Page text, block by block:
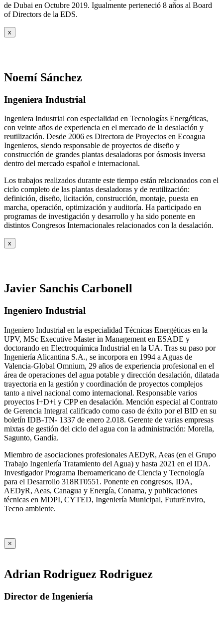
de Dubai en Octubre 2019. Igualmente perteneció 8 años al Board
of Directors de la EDS.
x
Noemí Sánchez
Ingeniera Industrial
Ingeniera Industrial con especialidad en Tecnologías Energéticas,
con veinte años de experiencia en el mercado de la desalación y
reutilización. Desde 2006 es Directora de Proyectos en Ecoagua
Ingenieros, siendo responsable de proyectos de diseño y
construcción de grandes plantas desaladoras por ósmosis inversa
dentro del mercado español e internacional.
Los trabajos realizados durante este tiempo están relacionados con el
ciclo completo de las plantas desaladoras y de reutilización:
definición, diseño, licitación, construcción, montaje, puesta en
marcha, operación, optimización y auditoría. Ha participado en
programas de investigación y desarrollo y ha sido ponente en
distintos Congresos Internacionales relacionados con la desalación.
x
Javier Sanchis Carbonell
Ingeniero Industrial
Ingeniero Industrial en la especialidad Técnicas Energéticas en la
UPV, MSc Executive Master in Management en ESADE y
doctorando en Electroquímica Industrial en la UA. Tras su paso por
Ingeniería Alicantina S.A., se incorpora en 1994 a Aguas de
Valencia-Global Omnium, 29 años de experiencia profesional en el
área de operaciones del agua potable y dirección desalación, dilatada
trayectoria en la gestión y coordinación de proyectos complejos
tanto a nivel nacional como internacional. Responsable varios
proyectos I+D+i y CPP en desalación. Mención especial al Contrato
de Gerencia Integral calificado como caso de éxito por el BID en su
boletín IDB-TN- 1337 de enero 2.018. Gerente de varias empresas
mixtas de gestión del ciclo del agua con la administración: Morella,
Sagunto, Gandía.
Miembro de asociaciones profesionales AEDyR, Aeas (en el Grupo
Trabajo Ingeniería Tratamiento del Agua) y hasta 2021 en el IDA.
Investigador Programa Iberoamericano de Ciencia y Tecnología
para el Desarrollo 318RT0551. Ponente en congresos, IDA,
AEDyR, Aeas, Canagua y Energía, Conama, y publicaciones
técnicas en MDPI, CYTED, Ingeniería Municipal, FuturEnviro,
Tecno ambiente.
×
Adrian Rodriguez Rodriguez
Director de Ingeniería